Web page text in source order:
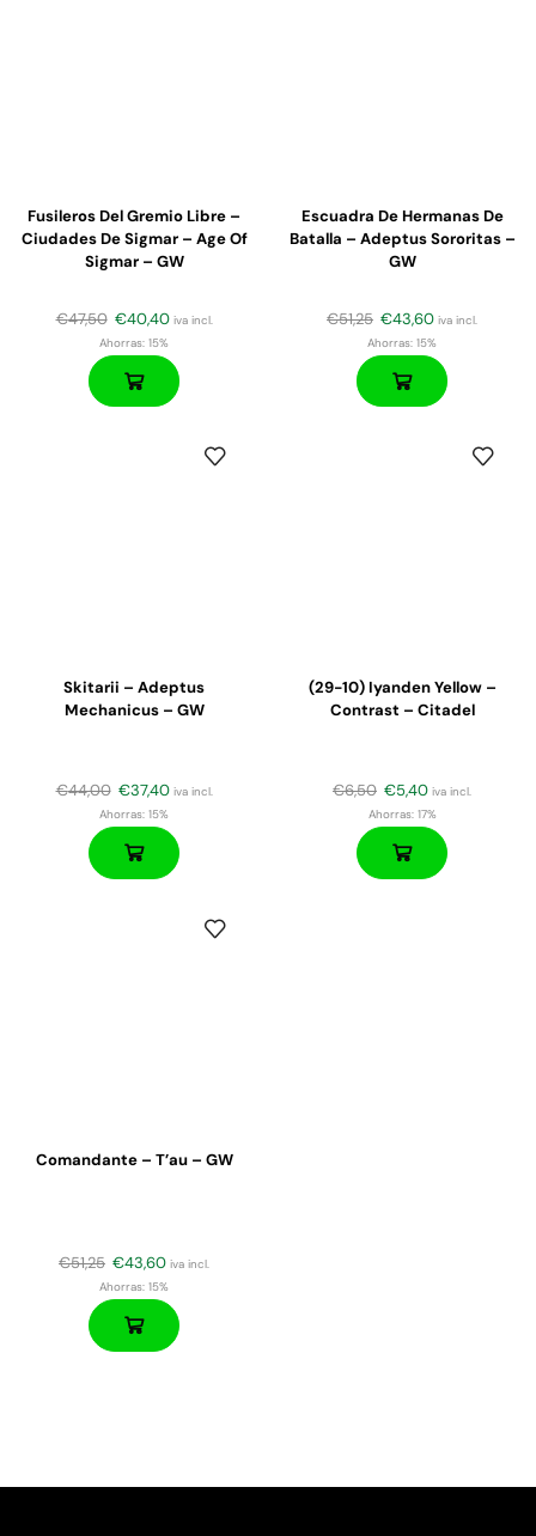
Fusileros Del Gremio Libre –
Ciudades De Sigmar – Age Of
Sigmar – GW
€47,50 €40,40 iva incl.
Ahorras: 15%
Escuadra De Hermanas De
Batalla – Adeptus Sororitas –
GW
€51,25 €43,60 iva incl.
Ahorras: 15%
Skitarii – Adeptus
Mechanicus – GW
€44,00 €37,40 iva incl.
Ahorras: 15%
(29-10) Iyanden Yellow –
Contrast – Citadel
€6,50 €5,40 iva incl.
Ahorras:17%
Comandante – T’au – GW
€51,25 €43,60 iva incl.
Ahorras: 15%